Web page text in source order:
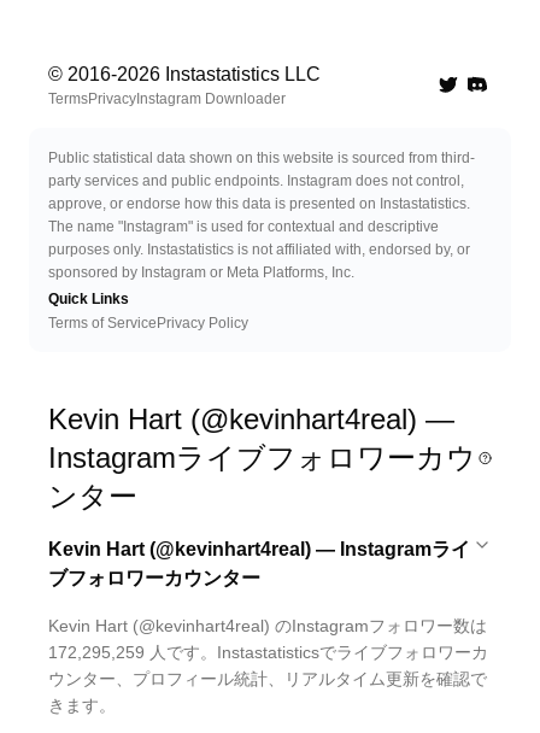
© 2016-2026 Instastatistics LLC
TermsPrivacy Instagram Downloader TwitterDiscord
Public statistical data shown on this website is sourced from third-
party services and public endpoints. Instagram does not control,
approve, or endorse how this data is presented on Instastatistics.
The name "Instagram" is used for contextual and descriptive
purposes only. Instastatistics is not affiliated with, endorsed by, or
sponsored by Instagram or Meta Platforms, Inc.
Quick Links
Terms of Service Privacy Policy
Kevin Hart (@kevinhart4real) —
Instagramライブフォロワーカウ
ンター
Kevin Hart (@kevinhart4real) — Instagramライ
ブフォロワーカウンター
Kevin Hart (@kevinhart4real) のInstagramフォロワー数は
172,295,259 人です。Instastatisticsでライブフォロワーカ
ウンター、プロフィール統計、リアルタイム更新を確認で
きます。